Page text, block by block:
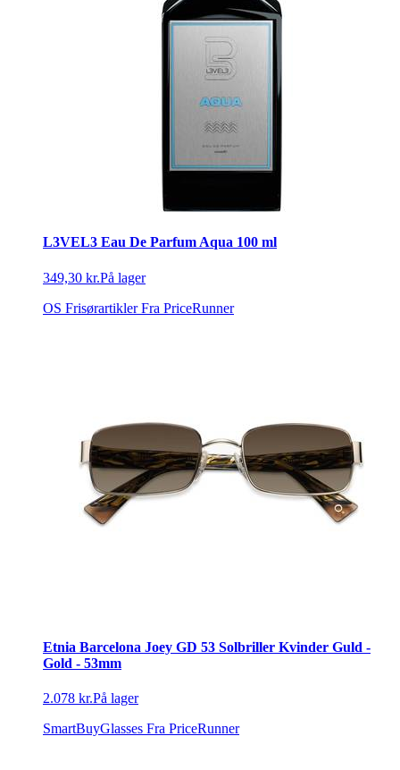
L3VEL3 Eau De Parfum Aqua 100 ml
349,30 kr.På lager
OS Frisørartikler Fra PriceRunner
Etnia Barcelona Joey GD 53 Solbriller Kvinder Guld -
Gold - 53mm
2.078 kr.På lager
SmartBuyGlasses Fra PriceRunner